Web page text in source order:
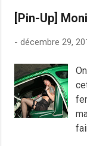
[Pin-Up]
- décembre 29,